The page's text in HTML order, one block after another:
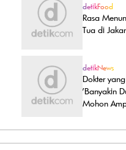
detikFood
Rasa
Tua di
detikNews
Dokter
'Banyakin
Mohon